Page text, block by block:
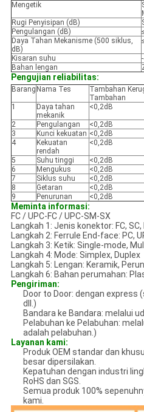
Mengetik
Rugi Penyisipan (dB)
Pengulangan (dB)
Daya Tahan Mekanisme (500 siklus,
dB)
Kisaran suhu
Bahan lengan
Pengujian reliabilitas:
Barang Nama Tes
Tambahan
Tambahan
1
Daya tahan
mekanik
<0,2dB
2 Pengulangan <0,2dB
3
Kunci kekuatan <0,2dB
4
Kekuatan
rendah
<0,2dB
5 Suhu tinggi <0,2dB
6
Mengukus <0,2dB
7
Siklus suhu <0,2dB
8
Getaran <0,2dB
9
Penurunan <0,2dB
Meminta informasi:
FC / UPC-FC / UPC-SM-SX
Langkah 1: Jenis konektor: FC, SC,
Langkah 2: Ferrule End-face: PC,
Langkah 3: Ketik: Single-mode,
Langkah 4: Mode: Simplex, Duplex
Langkah 5: Lengan: Keramik,
Langkah 6: Bahan perumahan:
Pengiriman:
Door to Door: dengan express
dll.)
Bandara ke Bandara: melalui
Pelabuhan ke Pelabuhan:
adalah pelabuhan.)
Layanan kami:
Produk OEM standar dan
besar dipersilakan.
Kepatuhan dengan industri
RoHS dan SGS.
Semua produk 100%
kami.